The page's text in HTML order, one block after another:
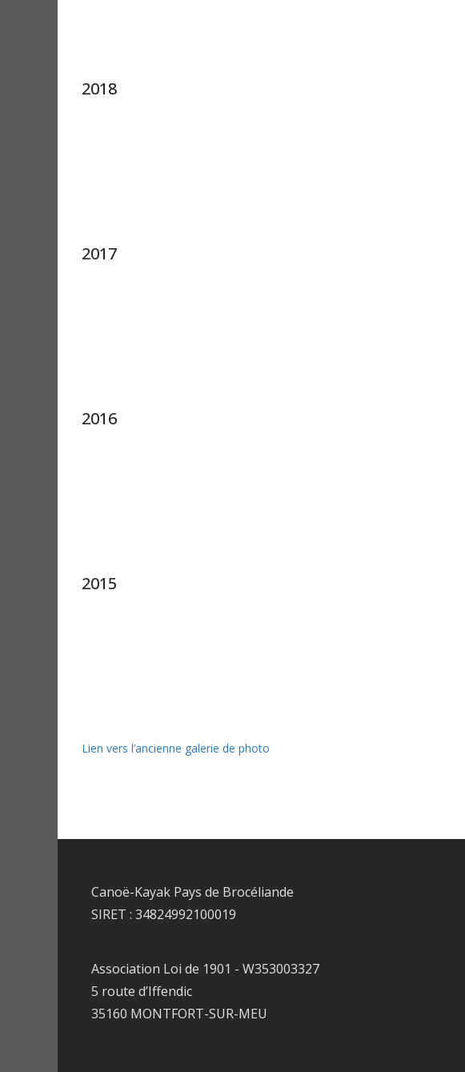
2018
2017
2016
2015
Lien vers l’ancienne galerie de photo
Canoë-Kayak Pays de Brocéliande
SIRET : 34824992100019
Association Loi de 1901 - W353003327
5 route d’Iffendic
35160 MONTFORT-SUR-MEU